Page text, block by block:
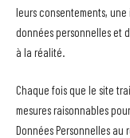
leurs consentements,
données personnelles et
à la réalité.
Chaque fois que le site
mesures raisonnables
Données Personnelles